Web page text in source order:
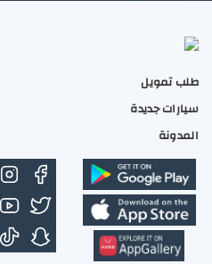
طلب تمويل
سيارات جديدة
المدونة